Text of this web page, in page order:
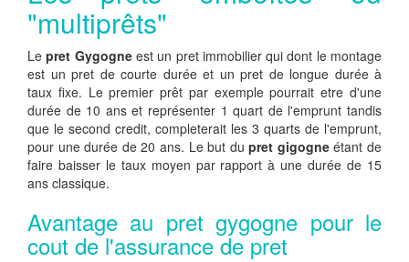
"multiprêts"
Lepret Gygogneest un pret immobilier qui dont le montage
est un pret de courte durée et un pret de longue durée à
taux fixe. Le premier prêt par exemple pourrait etre d'une
durée de 10 ans et représenter 1 quart de l'emprunt tandis
que le second credit, completerait les 3 quarts de l'emprunt,
pour une durée de 20 ans. Le but dupret gigogneétant de
faire baisser le taux moyen par rapport à une durée de 15
ans classique.
Avantage au pret gygogne pour le
cout de l'assurance de pret